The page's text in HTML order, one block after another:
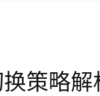
策略解